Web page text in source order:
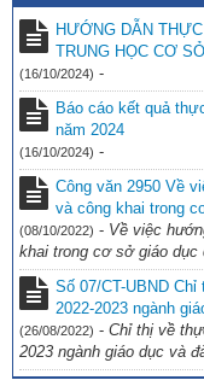
Đại Hội Liên Đội
THỜI KHOÁ BIỂU HKI
HƯỚNG DẪN
TRUNG HỌC CƠ
(16/10/2024) -
Báo cáo kết quả
năm 2024
(16/10/2024) -
Công văn 2950 Về
và công khai trong
(08/10/2022) - Về việc
khai trong cơ sở giáo dục
Số 07/CT-UBND
2022-2023 ngành
(26/08/2022) - Chỉ thị về
2023 ngành giáo dục và